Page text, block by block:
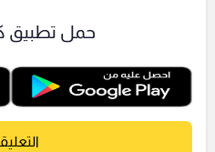
حمل تطبيق